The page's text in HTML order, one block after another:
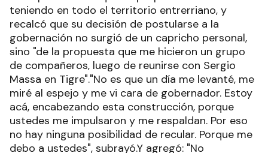
teniendo en todo el territorio entrerriano, y
recalcó que su decisión de postularse a la
gobernación no surgió de un capricho personal,
sino "de la propuesta que me hicieron un grupo
de compañeros, luego de reunirse con Sergio
Massa en Tigre"."No es que un día me levanté, me
miré al espejo y me vi cara de gobernador. Estoy
acá, encabezando esta construcción, porque
ustedes me impulsaron y me respaldan. Por eso
no hay ninguna posibilidad de recular. Porque me
debo a ustedes", subrayó.Y agregó: "No